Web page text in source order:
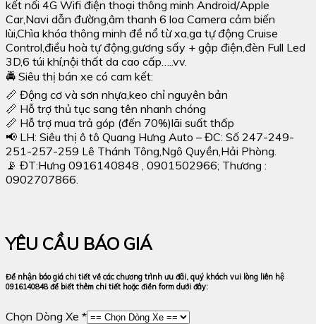
kết nối 4G Wifi điện thoại thông minh Android/Apple
Car,Navi dẫn đường,âm thanh 6 loa Camera cảm biến
lùi,Chìa khóa thông minh đề nổ từ xa,ga tự động Cruise
Control,điều hoà tự động,gương sấy + gập điện,đèn Full Led
3D,6 túi khí,nội thất da cao cấp…..vv.
🚔 Siêu thị bán xe có cam kết:
📏 Động cơ và sơn nhựa,keo chỉ nguyên bản
📏 Hỗ trợ thủ tục sang tên nhanh chóng
📏 Hỗ trợ mua trả góp (đến 70%)lãi suất thấp
📢 LH: Siêu thị ô tô Quang Hưng Auto – ĐC: Số 247-249-
251-257-259 Lê Thánh Tông,Ngô Quyền,Hải Phòng.
📡 ĐT:Hưng 0916140848 , 0901502966; Thương :
0902707866.
YÊU CẦU BÁO GIÁ
Để nhận báo giá chi tiết về các chương trình ưu đãi, quý khách vui lòng liên hệ
0916140848 để biết thêm chi tiết hoặc điền form dưới đây:
Chọn Dòng Xe *